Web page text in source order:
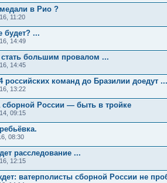
в Рио ?
11:20
...
14:49
стать большим провалом ...
14:45
российских команд до Бразилии доедут ...
13:22
сборной России — быть в тройке
09:15
08:30
расследование ...
12:15
ватерполисты сборной России не